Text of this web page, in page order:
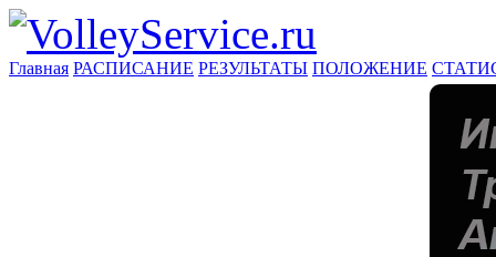
Главная РАСПИСАНИЕ РЕЗУЛЬТАТЫ ПОЛОЖЕНИЕ